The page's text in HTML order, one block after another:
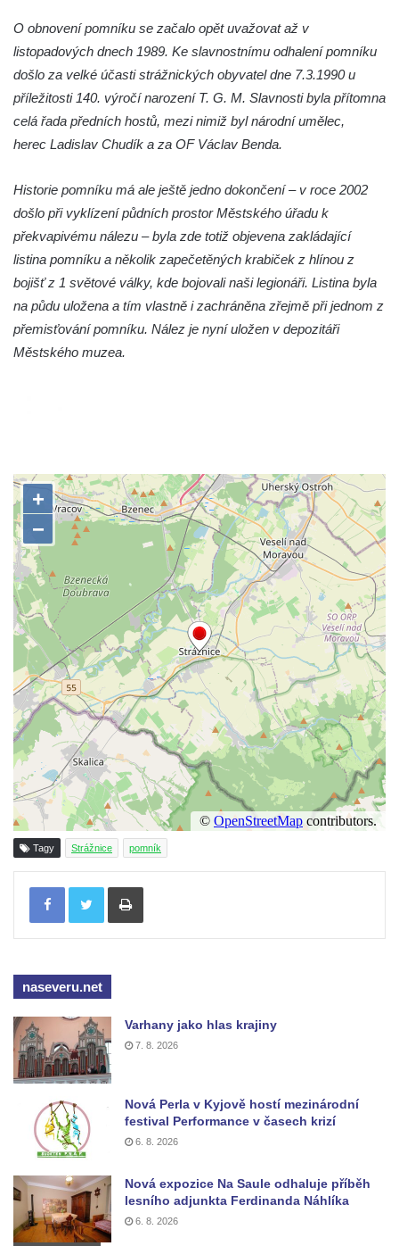
Pamětní kámen družebních obcí Kamenný
Újezd a Krauchthal v parku na Náměstí v
Kamenném Újezdě
Velešíně
Pomník J. V. Kamarýta v Krumlovské ulici ve
Velešíně
Pamětní deska arcibiskupa Micara ve
vstupu do poutního místa Římov
Socha svatého Jana Nepomuckého v
Třebušíně
Pamětní deska Johanna Nepomuka
Fischera na domě čp. 5/16 na třídě 9.
května v Rumburku
Pamětní deska Johanna Neumanna
severně od Tokáně
Obrázek svatého Huberta na buku svatého
Huberta
Obrázek svatého Jakuba na skále u cesty
východně od Srbské Kamenice
Busta Jana Amose Komenského na domě
čp. 37 v Račicích
Socha ležícího koně v Sadech
Československé armády v Teplicích
Socha Medvídě v Tierpark Chemnitz
Sochy Ležící žena v Tierpark Chemnitz
Sochy Ptáci v Tierpark Chemnitz
Socha Skupina jeřábů v Tierpark Chemnitz
Socha Dívka s mušlí v ZOO Leipzig
Socha Tygr v ZOO Leipzig
Socha Atlet v ZOO Leipzig
Socha Marabu v ZOO Leipzig
Busta Karla Maxe Schneidera v ZOO
Leipzig
Socha Iásón v ZOO Leipzig
Socha Mladý slon v ZOO Leipzig
Socha Býk v ZOO Dresden
Socha Uprchlý otrok bojuje s divokým psem
O obnovení pomníku se začalo opět uvažovat až v
listopadových dnech 1989. Ke slavnostnímu odhalení pomníku
došlo za velké účasti strážnických obyvatel dne 7.3.1990 u
příležitosti 140. výročí narození T. G. M. Slavnosti byla přítomna
celá řada předních hostů, mezi nimiž byl národní umělec,
herec Ladislav Chudík a za OF Václav Benda.
Historie pomníku má ale ještě jedno dokončení – v roce 2002
došlo při vyklízení půdních prostor Městského úřadu k
překvapivému nálezu – byla zde totiž objevena zakládající
listina pomníku a několik zapečetěných krabiček z hlínou z
bojišť z 1 světové války, kde bojovali naši legionáři. Listina byla
na půdu uložena a tím vlastně i zachráněna zřejmě při jednom z
přemisťování pomníku. Nález je nyní uložen v depozitáři
Městského muzea.
Tagy Strážnice pomník
Tisknout
naseveru.net
Varhany jako hlas krajiny
7. 8. 2026
Nová Perla v Kyjově hostí mezinárodní
festival Performance v časech krizí
6. 8. 2026
Nová expozice Na Saule odhaluje příběh
lesního adjunkta Ferdinanda Náhlíka
6. 8. 2026